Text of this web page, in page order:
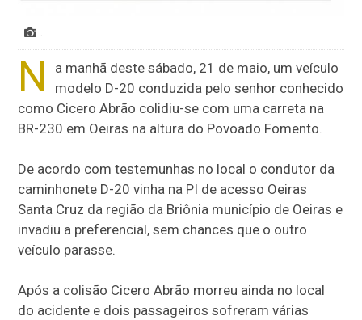
.
N
a manhã deste sábado, 21 de maio, um veículo
modelo D-20 conduzida pelo senhor conhecido
como Cicero Abrão colidiu-se com uma carreta na
BR-230 em Oeiras na altura do Povoado Fomento.
De acordo com testemunhas no local o condutor da
caminhonete D-20 vinha na PI de acesso Oeiras
Santa Cruz da região da Briônia município de Oeiras e
invadiu a preferencial, sem chances que o outro
veículo parasse.
Após a colisão Cicero Abrão morreu ainda no local
do acidente e dois passageiros sofreram várias